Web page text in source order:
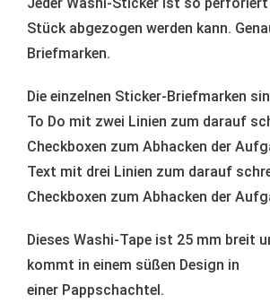
Stück abgezogen werden kann.
Briefmarken.
Die einzelnen Sticker-Briefmarken
To Do mit zwei Linien zum darauf
Checkboxen zum Abhacken der
Text mit drei Linien zum darauf
Checkboxen zum Abhacken der
Dieses Washi-Tape ist 25 mm breit
kommt in einem süßen Design in
einer Pappschachtel.